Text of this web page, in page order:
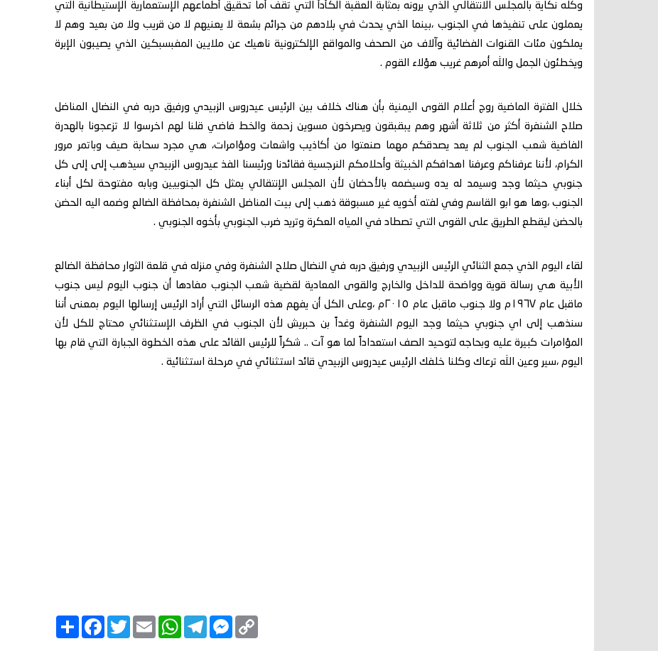
وكله نكاية بالمجلس الانتقالي الذي يرونه بمثابة العقبة الكأدأ التي تقف أما تحقيق أطماعهم الإستعمارية الإستيطانية التي
يعملون على تنفيذها في الجنوب ،بينما الذي يحدث في بلادهم من جرائم بشعة لا يعنيهم لا من قريب ولا من بعيد وهم لا
يملكون مئات القنوات الفضائية وآلاف من الصحف والمواقع الإلكترونية ناهيك عن ملايين المفبسبكين الذي يصيبون الإبرة
ويخطئون الجمل والله أمرهم غريب هؤلاء القوم .
خلال الفترة الماضية روج أعلام القوى اليمنية بأن هناك خلاف بين الرئيس عيدروس الزبيدي ورفيق دربه في النضال المناضل
صلاح الشنفرة أكثر من ثلاثة أشهر وهم يبقبقون ويصرخون مسوين زحمة والخط فاضي قلنا لهم اخرسوا لا تزعجونا بالهدرة
الفاضية شعب الجنوب لم يعد يصدقكم مهما صنعتوا من أكاذيب واشعات ومؤامرات، هي مجرد سحابة صيف وباتمر مرور
الكرام، لأننا عرفناكم وعرفنا اهدافكم الخبيثة وأحلامكم النرجسية فقائدنا ورئيسنا الفذ عيدروس الزبيدي سيذهب إلى إلى كل
جنوبي حيثما وجد وسيمد له يده وسيضمه بالأحضان لأن المجلس الإنتقالي يمثل كل الجنوبيين وبابه مفتوحة لكل أبناء
الجنوب ،وها هو ابو القاسم وفي لفته أخويه غير مسبوقة ذهب إلى بيت المناضل الشنفرة بمحافظة الضالع وضمه اليه الحضن
بالحضن ليقطع الطريق على القوى التي تصطاد في المياه العكرة وتريد ضرب الجنوبي بأخوه الجنوبي .
لقاء اليوم الذي جمع الثنائي الرئيس الزبيدي ورفيق دربه في النضال صلاح الشنفرة وفي منزله في قلعة الثوار محافظة الضالع
الأبية هي رسالة قوية وواضحة للداخل والخارج والقوى المعادية لقضية شعب الجنوب مفادها أن جنوب اليوم ليس جنوب
ماقبل عام ١٩٦٧م ولا جنوب ماقبل عام ٢٠١٥م ،وعلى الكل أن يفهم هذه الرسائل التي أراد الرئيس إرسالها اليوم بمعنى أننا
سنذهب إلى اي جنوبي حيثما وجد اليوم الشنفرة وغداً بن حبريش لأن الجنوب في الظرف الإستثنائي محتاج للكل لأن
المؤامرات كبيرة عليه وبحاجه لتوحيد الصف استعداداً لما هو آت .. شكراً للرئيس القائد على هذه الخطوة الجبارة التي قام بها
اليوم ،سير وعين الله ترعاك وكلنا خلفك الرئيس عيدروس الزبيدي قائد استثنائي في مرحلة استثنائية .
ا
ن
F
a
T
w
E
m
W
h
T
e
M
e
C
o